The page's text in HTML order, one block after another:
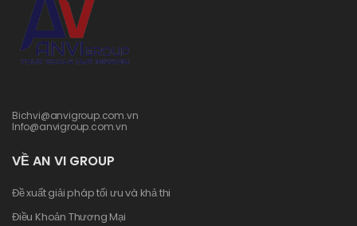
Bichvi@anvigroup.com.vn
Info@anvigroup.com.vn
VỀ AN VI GROUP
Đề xuất giải pháp tối ưu và khả thi
Điều Khoản Thương Mại